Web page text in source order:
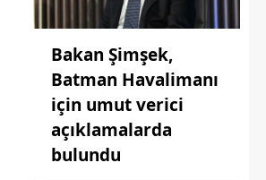
Bakan Şimşek,
Batman Havalimanı
için umut verici
açıklamalarda
bulundu